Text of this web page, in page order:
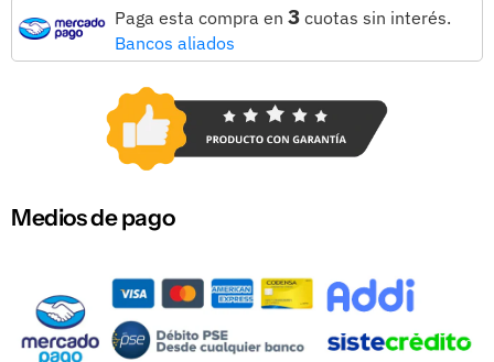
Paga esta compra en 3 cuotas sin interés.
Bancos aliados
Medios de pago